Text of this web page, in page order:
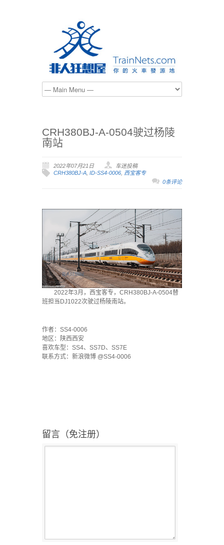
CRH380BJ-A-0504驶过杨陵
南站
2022年07月21日
车迷投稿
CRH380BJ-A, ID-SS4-0006, 西宝客专
0条评论
2022年3月，西宝客专，CRH380BJ-A-0504替
班担当DJ1022次驶过杨陵南站。
作者：SS4-0006
地区：陕西西安
喜欢车型：SS4、SS7D、SS7E
联系方式：新浪微博 @SS4-0006
留言（免注册）